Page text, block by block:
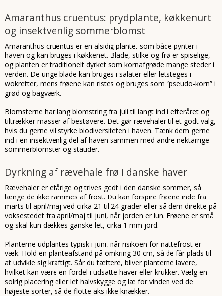
Amaranthus cruentus: prydplante, køkkenurt
og insektvenlig sommerblomst
Amaranthus cruentus er en alsidig plante, som både pynter i
haven og kan bruges i køkkenet. Blade, stilke og frø er spiselige,
og planten er traditionelt dyrket som kornafgrøde mange steder i
verden. De unge blade kan bruges i salater eller letsteges i
wokretter, mens frøene kan ristes og bruges som “pseudo-korn” i
grød og bagværk.
Blomsterne har lang blomstring fra juli til langt ind i efteråret og
tiltrækker masser af bestøvere. Det gør rævehaler til et godt valg,
hvis du gerne vil styrke biodiversiteten i haven. Tænk dem gerne
ind i en insektvenlig del af haven sammen med andre nektarrige
sommerblomster og stauder.
Dyrkning af rævehale frø i danske haver
Rævehaler er etårige og trives godt i den danske sommer, så
længe de ikke rammes af frost. Du kan forspire frøene inde fra
marts til april/maj ved cirka 21 til 24 grader eller så dem direkte på
voksestedet fra april/maj til juni, når jorden er lun. Frøene er små
og skal kun dækkes ganske let, cirka 1 mm jord.
Planterne udplantes typisk i juni, når risikoen for nattefrost er
væk. Hold en planteafstand på omkring 30 cm, så de får plads til
at udvikle sig kraftigt. Sår du tættere, bliver planterne lavere,
hvilket kan være en fordel i udsatte haver eller krukker. Vælg en
solrig placering eller let halvskygge og læ for vinden ved de
højeste sorter, så de flotte aks ikke knækker.